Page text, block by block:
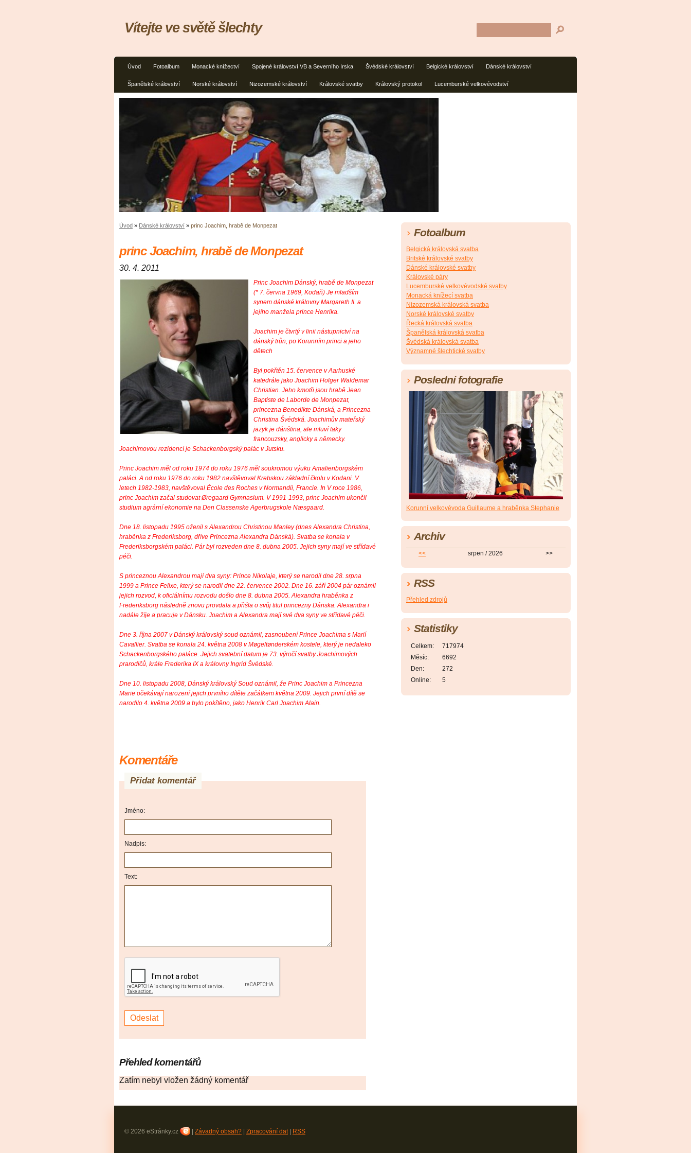
Úvod Fotoalbum Monacké knížectví Spojené království VB a Severního Irska Švédské království Belgické království Dánské království
Španělské království Norské království Nizozemské království Královské svatby Královský protokol Lucemburské velkovévodství
Vítejte ve světě šlechty
Úvod » Dánské království » princ Joachim, hrabě de Monpezat
princ Joachim, hrabě de Monpezat
30. 4. 2011
Princ Joachim Dánský, hrabě de Monpezat
(* 7. června 1969, Kodaň) Je mladším
synem dánské královny Margareth II. a
jejího manžela prince Henrika.
Joachim je čtvrtý v linii nástupnictví na
dánský trůn, po Korunním princi a jeho
dětech
Byl pokřtěn 15. července v Aarhuské
katedrále jako Joachim Holger Waldemar
Christian. Jeho kmotři jsou hrabě Jean
Baptiste de Laborde de Monpezat,
princezna Benedikte Dánská, a Princezna
Christina Švédská. Joachimův mateřský
jazyk je dánština, ale mluví taky
francouzsky, anglicky a německy.
Joachimovou rezidencí je Schackenborgský palác v Jutsku.
Princ Joachim měl od roku 1974 do roku 1976 měl soukromou výuku Amalienborgském
paláci. A od roku 1976 do roku 1982 navštěvoval Krebskou základní čkolu v Kodani. V
letech 1982-1983, navštěvoval École des Roches v Normandii, Francie. In V roce 1986,
princ Joachim začal studovat Øregaard Gymnasium. V 1991-1993, princ Joachim ukončil
studium agrární ekonomie na Den Classenske Agerbrugskole Næsgaard.
Dne 18. listopadu 1995 oženil s Alexandrou Christinou Manley (dnes Alexandra Christina,
hraběnka z Frederiksborg, dříve Princezna Alexandra Dánská). Svatba se konala v
Frederiksborgském paláci. Pár byl rozveden dne 8. dubna 2005. Jejich syny mají ve střídavé
péči.
S princeznou Alexandrou mají dva syny: Prince Nikolaje, který se narodil dne 28. srpna
1999 a Prince Felixe, který se narodil dne 22. července 2002. Dne 16. září 2004 pár oznámil
jejich rozvod, k oficiálnímu rozvodu došlo dne 8. dubna 2005. Alexandra hraběnka z
Frederiksborg následně znovu provdala a přišla o svůj titul princezny Dánska. Alexandra i
nadále žíje a pracuje v Dánsku. Joachim a Alexandra mají své dva syny ve střídavé péči.
Dne 3. října 2007 v Dánský královský soud oznámil, zasnoubení Prince Joachima s Marií
Cavallier. Svatba se konala 24. května 2008 v Møgeltønderském kostele, který je nedaleko
Schackenborgského paláce. Jejich svatební datum je 73. výročí svatby Joachimových
prarodičů, krále Frederika IX a královny Ingrid Švédské.
Dne 10. listopadu 2008, Dánský královský Soud oznámil, že Princ Joachim a Princezna
Marie očekávají narození jejich prvního dítěte začátkem května 2009. Jejich první dítě se
narodilo 4. května 2009 a bylo pokřtěno, jako Henrik Carl Joachim Alain.
Komentáře
Přidat komentář
Jméno:
Nadpis:
Text:
Přehled komentářů
Zatím nebyl vložen žádný komentář
Fotoalbum
Belgická královská svatba
Britské královské svatby
Dánské královské svatby
Královské páry
Lucemburské velkovévodské svatby
Monacká knížecí svatba
Nizozemská královská svatba
Norské královské svatby
Řecká královská svatba
Španělská královská svatba
Švédská královská svatba
Významné šlechtické svatby
Poslední fotografie
Korunní velkovévoda Guillaume a hraběnka Stephanie
Archiv
<< srpen / 2026 >>
RSS
Přehled zdrojů
Statistiky
Online: 5
Celkem:
717974
Měsíc:
6692
Den:
272
© 2026 eStránky.cz Závadný obsah? Zpracování dat| RSS